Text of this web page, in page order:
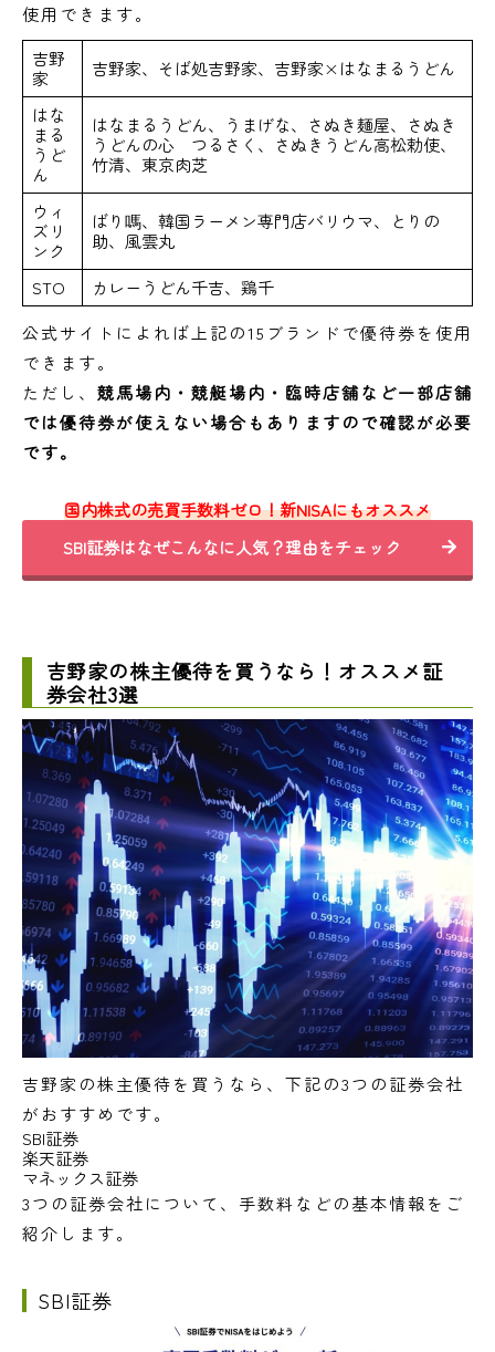
使用できます。
吉野
家
吉野家、そば処吉野家、吉野家×はなまるうどん
はな
まる
うど
ん
はなまるうどん、うまげな、さぬき麺屋、さぬき
うどんの心　つるさく、さぬきうどん高松勅使、
竹清、東京肉芝
ウィ
ズリ
ンク
ばり嗎、韓国ラーメン専門店バリウマ、とりの
助、風雲丸
STO
カレーうどん千吉、鶏千
公式サイトによれば上記の15ブランドで優待券を使用
できます。
ただし、 競馬場内・競艇場内・臨時店舗など一部店舗
では優待券が使えない場合もありますので確認が必要
です。
国内株式の売買手数料ゼロ！新NISAにもオススメ
SBI証券はなぜこんなに人気？理由をチェック
吉野家の株主優待を買うなら！オススメ証
券会社3選
吉野家の株主優待を買うなら、下記の3つの証券会社
がおすすめです。
SBI証券
楽天証券
マネックス証券
3つの証券会社について、手数料などの基本情報をご
紹介します。
SBI証券